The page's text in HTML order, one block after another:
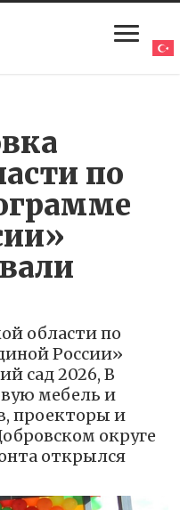
по
области по
России»
сад 2026, В
мебель и
проекторы и
округе
открылся